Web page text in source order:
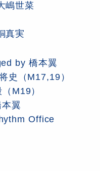
嶋世菜
真実
by 橋本翼
史（M17,19）
M19）
翼
Office